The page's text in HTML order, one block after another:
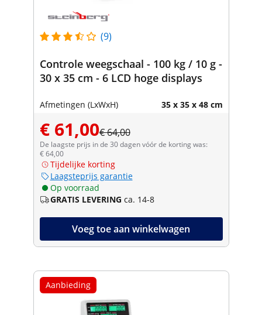
(9)
Controle weegschaal - 100 kg / 10 g -
30 x 35 cm - 6 LCD hoge displays
Afmetingen (LxWxH) 35 x 35 x 48 cm
€ 61,00€ 64,00
De laagste prijs in de 30 dagen vóór de korting was:
€ 64,00
Tijdelijke korting
Laagsteprijs garantie
Op voorraad
GRATIS LEVERING ca. 14-8
Voeg toe aan winkelwagen
Aanbieding